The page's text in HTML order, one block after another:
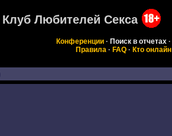
Клуб Любителей Секса
Конференции· Поиск в отчетах·
Правила · FAQ · Кто онлайн